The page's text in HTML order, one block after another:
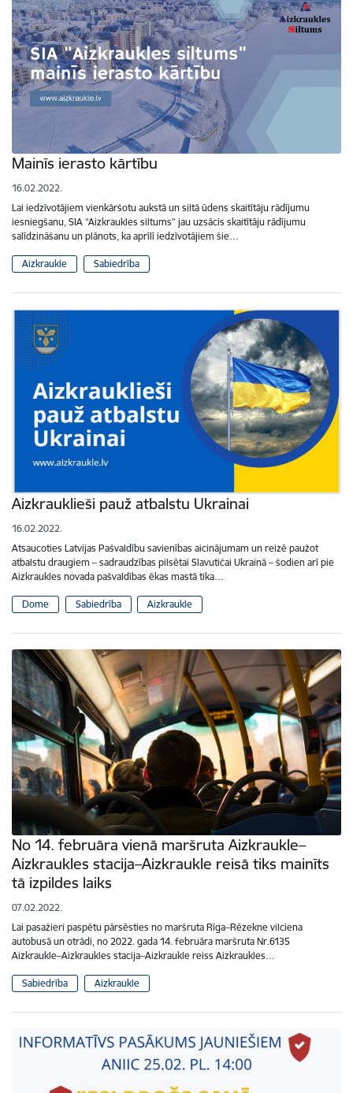
Mainīs ierasto kārtību
16.02.2022.
Lai iedzīvotājiem vienkāršotu aukstā un siltā ūdens skaitītāju rādījumu
iesniegšanu, SIA “Aizkraukles siltums” jau uzsācis skaitītāju rādījumu
salīdzināšanu un plānots, ka aprīlī iedzīvotājiem šie…
Aizkraukle Sabiedrība
Aizkrauklieši pauž atbalstu Ukrainai
16.02.2022.
Atsaucoties Latvijas Pašvaldību savienības aicinājumam un reizē paužot
atbalstu draugiem – sadraudzības pilsētai Slavutičai Ukrainā – šodien arī pie
Aizkraukles novada pašvaldības ēkas mastā tika…
Dome Sabiedrība Aizkraukle
No 14. februāra vienā maršruta Aizkraukle–
Aizkraukles stacija–Aizkraukle reisā tiks mainīts
tā izpildes laiks
07.02.2022.
Lai pasažieri paspētu pārsēsties no maršruta Rīga–Rēzekne vilciena
autobusā un otrādi, no 2022. gada 14. februāra maršruta Nr.6135
Aizkraukle–Aizkraukles stacija–Aizkraukle reiss Aizkraukles…
Sabiedrība Aizkraukle